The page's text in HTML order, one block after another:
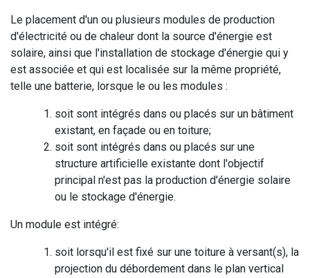
Le placement d'un ou plusieurs modules de production
d'électricité ou de chaleur dont la source d'énergie est
solaire, ainsi que l'installation de stockage d'énergie qui y
est associée et qui est localisée sur la même propriété,
telle une batterie, lorsque le ou les modules :
soit sont intégrés dans ou placés sur un bâtiment
existant, en façade ou en toiture;
soit sont intégrés dans ou placés sur une
structure artificielle existante dont l'objectif
principal n'est pas la production d'énergie solaire
ou le stockage d'énergie.
Un module est intégré:
soit lorsqu'il est fixé sur une toiture à versant(s), la
projection du débordement dans le plan vertical